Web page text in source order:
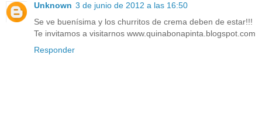
Unknown 3 de junio de 2012 a las 16:50
Se ve buenísima y los churritos de crema deben de estar!!!
Te invitamos a visitarnos www.quinabonapinta.blogspot.com
Responder